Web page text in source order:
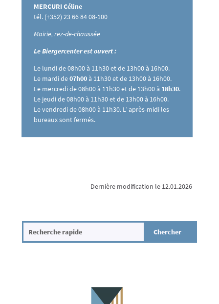
MERCURI Céline
tél. (+352) 23 66 84 08-100
Mairie, rez-de-chaussée
Le Biergercenter est ouvert :
Le lundi de 08h00 à 11h30 et de 13h00 à 16h00.
Le mardi de07h00à 11h30 et de 13h00 à 16h00.
Le mercredi de 08h00 à 11h30 et de 13h00 à 18h30.
Le jeudi de 08h00 à 11h30 et de 13h00 à 16h00.
Le vendredi de 08h00 à 11h30. L’ après-midi les
bureaux sont fermés.
Dernière modification le 12.01.2026